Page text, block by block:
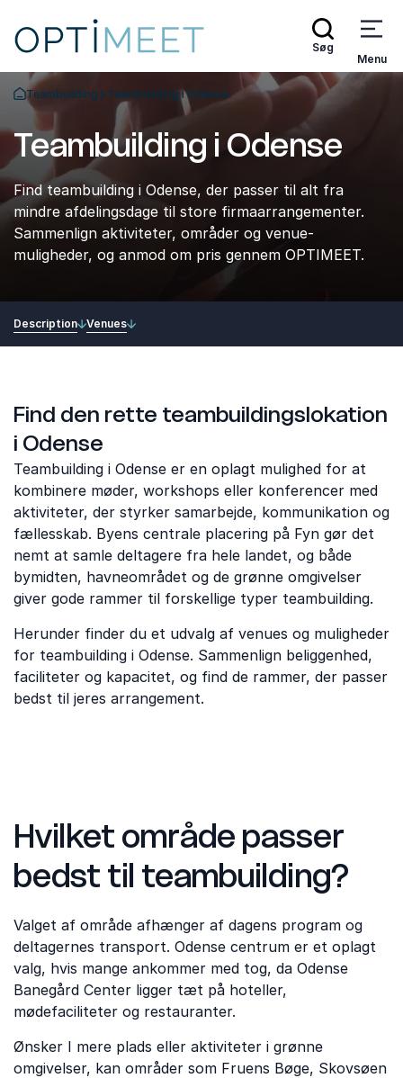
Søg
Menu
Tilbage til forsiden
Teambuilding Teambuilding i Odense
Teambuilding i Odense
Find teambuilding i Odense, der passer til alt fra
mindre afdelingsdage til store firmaarrangementer.
Sammenlign aktiviteter, områder og venue-
muligheder, og anmod om pris gennem OPTIMEET.
Description Venues
Find den rette teambuildingslokation
i Odense
Teambuilding i Odense er en oplagt mulighed for at
kombinere møder, workshops eller konferencer med
aktiviteter, der styrker samarbejde, kommunikation og
fællesskab. Byens centrale placering på Fyn gør det
nemt at samle deltagere fra hele landet, og både
bymidten, havneområdet og de grønne omgivelser
giver gode rammer til forskellige typer teambuilding.
Herunder finder du et udvalg af venues og muligheder
for teambuilding i Odense. Sammenlign beliggenhed,
faciliteter og kapacitet, og find de rammer, der passer
bedst til jeres arrangement.
Hvilket område passer
bedst til teambuilding?
Valget af område afhænger af dagens program og
deltagernes transport. Odense centrum er et oplagt
valg, hvis mange ankommer med tog, da Odense
Banegård Center ligger tæt på hoteller,
mødefaciliteter og restauranter.
Ønsker I mere plads eller aktiviteter i grønne
omgivelser, kan områder som Fruens Bøge, Skovsøen